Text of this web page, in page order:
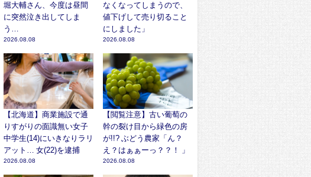
堀大輔さん、今度は昼間
に突然泣き出してしま
う…
2026.08.08
なくなってしまうので、
値下げして売り切ること
にしました」
2026.08.08
【北海道】商業施設で通
りすがりの面識無い女子
中学生(14)にいきなりラリ
アット… 女(22)を逮捕
2026.08.08
【閲覧注意】古い葡萄の
幹の裂け目から緑色の房
が!!? ぶどう農家「ん？
え？はぁぁーっ？？！ 」
2026.08.08